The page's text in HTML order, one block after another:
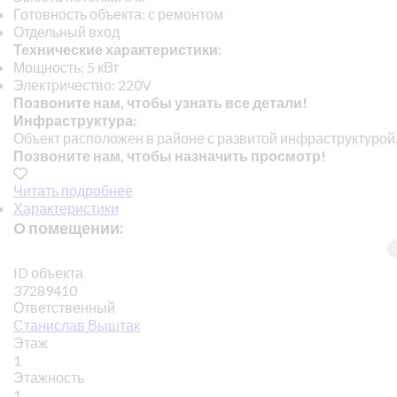
Готовность объекта: с ремонтом
Отдельный вход
Технические характеристики:
Мощность: 5 кВт
Электричество: 220V
Позвоните нам, чтобы узнать все детали!
Инфраструктура:
Объект расположен в районе с развитой
Позвоните нам, чтобы назначить просмотр!
Читать подробнее
Характеристики
О помещении:
ID объекта
37289410
Ответственный
Станислав Выштак
Этаж
1
Этажность